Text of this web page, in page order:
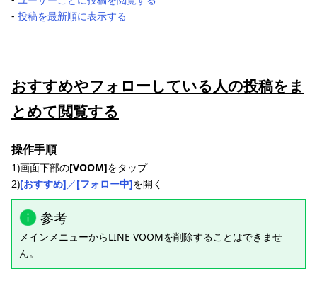
- 投稿を最新順に表示する
おすすめやフォローしている人の投稿をま
とめて閲覧する
操作手順
1)画面下部の[VOOM]をタップ
2)[おすすめ]／[フォロー中]を開く
参考
メインメニューからLINE VOOMを削除することはできませ
ん。